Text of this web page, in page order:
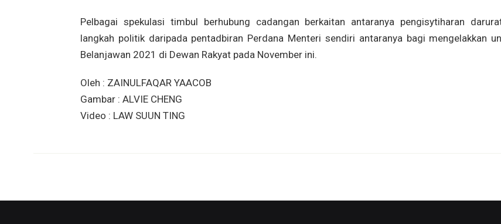
Pelbagai spekulasi timbul berhubung cadangan berkaitan antaranya pengisytiharan
langkah politik daripada pentadbiran Perdana Menteri sendiri antaranya bagi mengelakkan
Belanjawan 2021 di Dewan Rakyat pada November ini.
Oleh : ZAINULFAQAR YAACOB
Gambar : ALVIE CHENG
Video : LAW SUUN TING